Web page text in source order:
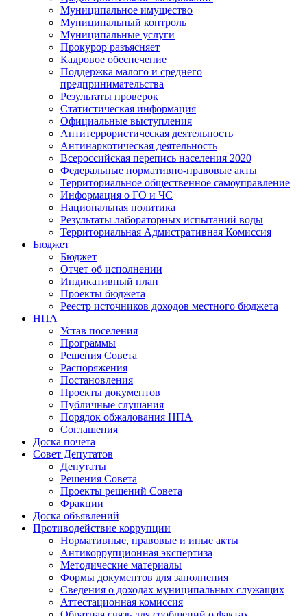
Муниципальное имущество
Муниципальный контроль
Муниципальные услуги
Прокурор разъясняет
Кадровое обеспечение
Поддержка малого и среднего
предпринимательства
Результаты проверок
Статистическая информация
Официальные выступления
Антитеррористическая деятельность
Антинаркотическая деятельность
Всероссийская перепись населения 2020
Федеральные нормативно-правовые акты
Территориальное общественное самоуправление
Информация о ГО и ЧС
Национальная политика
Результаты лабораторных испытаний воды
Территориальная Адмистративная Комиссия
Бюджет
Бюджет
Отчет об исполнении
Индикативный план
Проекты бюджета
Реестр источников доходов местного бюджета
НПА
Устав поселения
Программы
Решения Совета
Распоряжения
Постановления
Проекты документов
Публичные слушания
Порядок обжалования НПА
Соглашения
Доска почета
Совет Депутатов
Депутаты
Решения Совета
Проекты решений Совета
Фракции
Доска объявлений
Противодействие коррупции
Нормативные, правовые и иные акты
Антикоррупционная экспертиза
Методические материалы
Формы документов для заполнения
Сведения о доходах муниципальных служащих
Аттестационная комиссия